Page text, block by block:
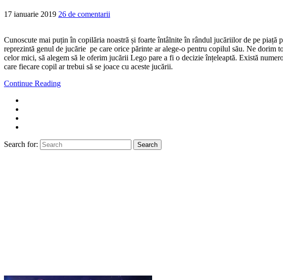
17 ianuarie 2019 26 de comentarii
Cunoscute mai puțin în copilăria noastră și foarte întâlnite în rândul jucăriilor de pe
reprezintă genul de jucărie pe care orice părinte ar alege-o pentru copilul său. Ne
celor mici, să alegem să le oferim jucării Lego pare a fi o decizie înțeleaptă. Există
care fiecare copil ar trebui să se joace cu aceste jucării.
Continue Reading
Search for: Search